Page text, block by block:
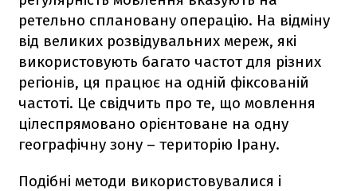
ретельно сплановану операцію. На відміну
від великих розвідувальних мереж, які
використовують багато частот для різних
регіонів, ця працює на одній фіксованій
частоті. Це свідчить про те, що мовлення
цілеспрямовано орієнтоване на одну
географічну зону – територію Ірану.
Подібні методи використовувалися і